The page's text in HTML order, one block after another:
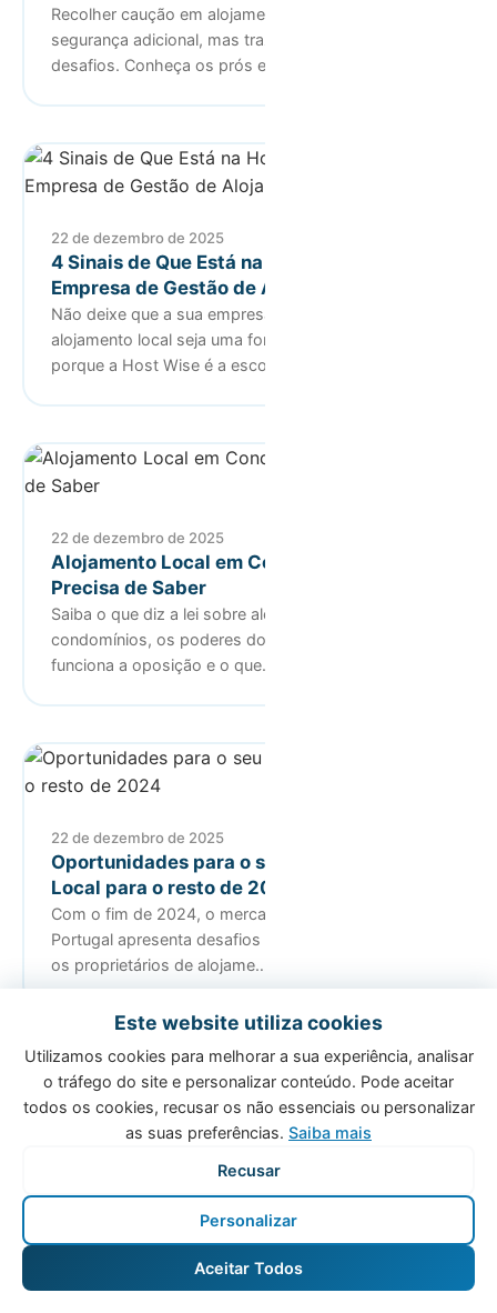
Recolher caução em alojamento local oferece
segurança adicional, mas traz consigo alguns
desafios. Conheça os prós e con…
22 de dezembro de 2025
4 Sinais de Que Está na Hora de Trocar de
Empresa de Gestão de Alojamento Local
Não deixe que a sua empresa de gestão de
alojamento local seja uma fonte de stress e saiba
porque a Host Wise é a escolh…
22 de dezembro de 2025
Alojamento Local em Condomínios: O Que
Precisa de Saber
Saiba o que diz a lei sobre alojamento local em
condomínios, os poderes dos condóminos, como
funciona a oposição e o que…
22 de dezembro de 2025
Oportunidades para o seu Alojamento
Local para o resto de 2024
Com o fim de 2024, o mercado imobiliário em
Portugal apresenta desafios e oportunidades para
os proprietários de alojame…
22 de dezembro de 2025
O Futuro do Alojamento Local em 2025:
A Host Wise esteve no 1º Congresso Nacional da
ALEP para falar sobre pricing management e as
tendências para o futuro da…
Este website utiliza cookies
Utilizamos cookies para melhorar a sua experiência, analisar
o tráfego do site e personalizar conteúdo. Pode aceitar
todos os cookies, recusar os não essenciais ou personalizar
as suas preferências. Saiba mais
Recusar
Personalizar
Aceitar Todos